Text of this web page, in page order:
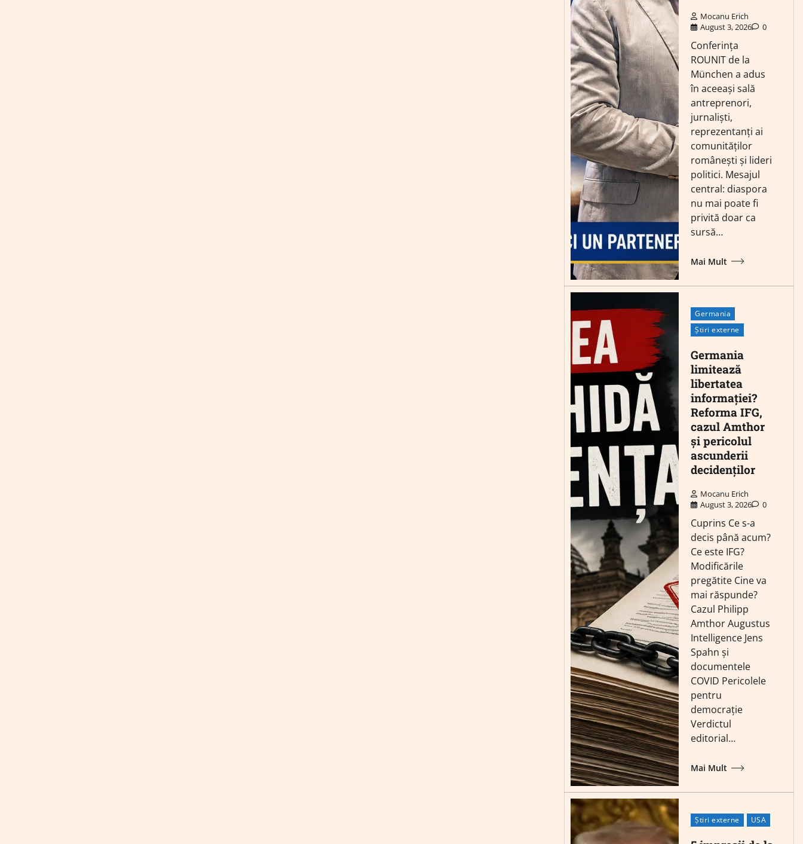
Mocanu Erich
August 3, 2026
0
Conferința
ROUNIT de la
München a adus
în aceeași sală
antreprenori,
jurnaliști,
reprezentanți ai
comunităților
românești și lideri
politici. Mesajul
central: diaspora
nu mai poate fi
privită doar ca
sursă…
Mai Mult
Germania
Știri externe
Germania
limitează
libertatea
informației?
Reforma IFG,
cazul Amthor
și pericolul
ascunderii
decidenților
Mocanu Erich
August 3, 2026
0
Cuprins Ce s-a
decis până acum?
Ce este IFG?
Modificările
pregătite Cine va
mai răspunde?
Cazul Philipp
Amthor Augustus
Intelligence Jens
Spahn și
documentele
COVID Pericolele
pentru
democrație
Verdictul
editorial…
Mai Mult
Știri externe USA